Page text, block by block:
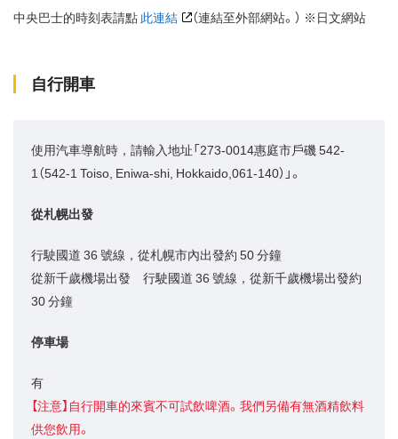
中央巴士的時刻表請點 此連結 （連結至外部網站。） ※日文網站
自行開車
使用汽車導航時，請輸入地址「273-0014惠庭市戶磯 542-
1（542-1 Toiso, Eniwa-shi, Hokkaido,061-140）」。
從札幌出發
行駛國道 36 號線，從札幌市內出發約 50 分鐘
從新千歲機場出發 行駛國道 36 號線，從新千歲機場出發約
30 分鐘
停車場
有
【注意】自行開車的來賓不可試飲啤酒。我們另備有無酒精飲料
供您飲用。